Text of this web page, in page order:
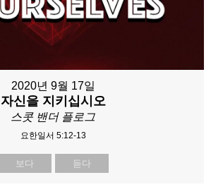
2020년 9월 17일
자신을 지키십시오
스콧 밴더 플로그
요한일서 5:12-13
보다 듣다